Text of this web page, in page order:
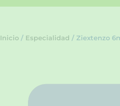
Inicio / Especialidad / Ziextenzo